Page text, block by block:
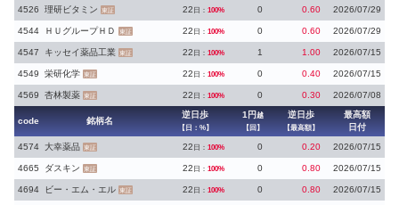
4526 理研ビタミン 東証 22 日： 100% 0 0.60 2026/07/29
4544 ＨＵグループＨＤ 東証 22 日： 100% 0 0.60 2026/07/29
4547 キッセイ薬品工業 東証 22 日： 100% 1 1.00 2026/07/15
4549 栄研化学 東証 22 日： 100% 0 0.40 2026/07/15
4569 杏林製薬 東証 22 日： 100% 0 0.30 2026/07/08
code 銘柄名
逆日歩
【日：%】
1円 越
【回】
逆日歩
【最高額】
最高額
日付
4574 大幸薬品 東証 22 日： 100% 0 0.20 2026/07/15
4665 ダスキン 東証 22 日： 100% 0 0.80 2026/07/15
4694 ビー・エム・エル 東証 22 日： 100% 0 0.80 2026/07/15